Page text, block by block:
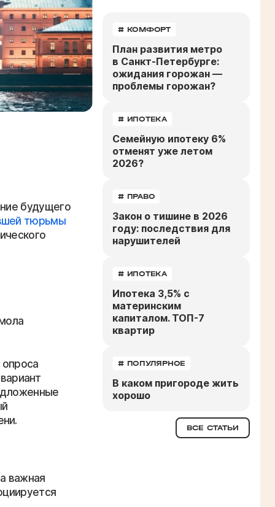
будущего
тюрьмы
опроса
важная
# КОМФОРТ
План развития метро
в Санкт-Петербурге:
ожидания горожан —
проблемы горожан?
# ИПОТЕКА
Семейную ипотеку 6%
отменят уже летом
2026?
# ПРАВО
Закон о тишине в 2026
году: последствия для
нарушителей
# ИПОТЕКА
Ипотека 3,5% с
материнским
капиталом. ТОП-7
квартир
# ПОПУЛЯРНОЕ
В каком пригороде жить
хорошо
ВСЕ СТАТЬИ